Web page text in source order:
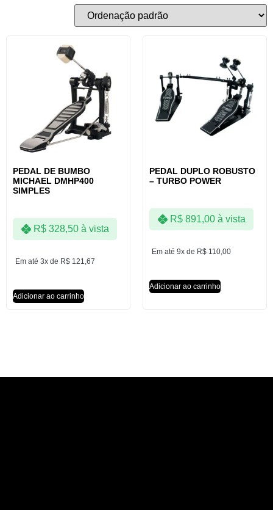
PEDAL DE BUMBO
MICHAEL DMHP400
SIMPLES
Em até 3x de R$ 121,67
R$328,50 à vista
Adicionar ao carrinho
PEDAL DUPLO ROBUSTO
– TURBO POWER
Em até 9x de R$ 110,00
R$891,00 à vista
Adicionar ao carrinho